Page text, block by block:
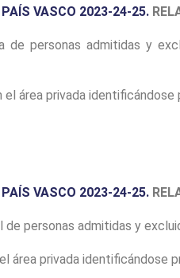
VASCO 2023-24-25.
de personas admitidas y
área privada
VASCO 2023-24-25.
de personas admitidas y
área privada identificándose